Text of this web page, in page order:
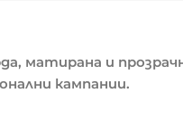
матирана и
кампании.